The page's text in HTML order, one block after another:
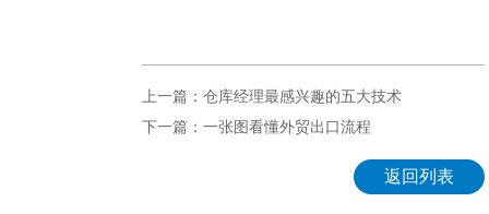
上一篇：仓库经理最感兴趣的五大技术
下一篇：一张图看懂外贸出口流程
返回列表